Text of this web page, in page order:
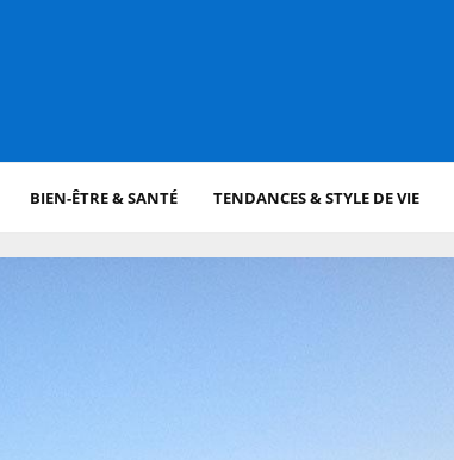
BIEN-ÊTRE & SANTÉ TENDANCES & STYLE DE VIE